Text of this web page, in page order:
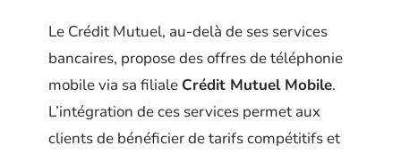
Le Crédit Mutuel, au-delà de ses services
bancaires, propose des offres de téléphonie
mobile via sa filiale Crédit Mutuel Mobile.
L’intégration de ces services permet aux
clients de bénéficier de tarifs compétitifs et